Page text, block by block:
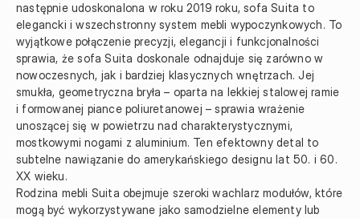
następnie udoskonalona w roku 2019 roku, sofa Suita to
elegancki i wszechstronny system mebli wypoczynkowych. To
wyjątkowe połączenie precyzji, elegancji i funkcjonalności
sprawia, że sofa Suita doskonale odnajduje się zarówno w
nowoczesnych, jak i bardziej klasycznych wnętrzach. Jej
smukła, geometryczna bryła – oparta na lekkiej stalowej ramie
i formowanej piance poliuretanowej – sprawia wrażenie
unoszącej się w powietrzu nad charakterystycznymi,
mostkowymi nogami z aluminium. Ten efektowny detal to
subtelne nawiązanie do amerykańskiego designu lat 50. i 60.
XX wieku.
Rodzina mebli Suita obejmuje szeroki wachlarz modułów, które
mogą być wykorzystywane jako samodzielne elementy lub